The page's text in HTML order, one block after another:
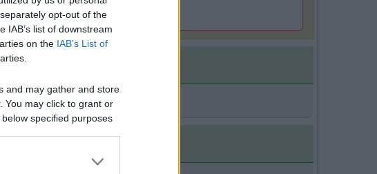
opt-out of the
IAB’s list of downstream
on the IAB’s List of
and may gather and store
You may click to grant or
specified purposes
A levar l'ombra da terra